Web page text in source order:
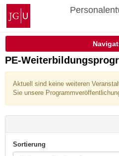
Zum
Inhalt
springen
Johannes
Gutenberg-
Universität
PE-
Aktuell sind keine weiteren
Sie unsere
Sortierung